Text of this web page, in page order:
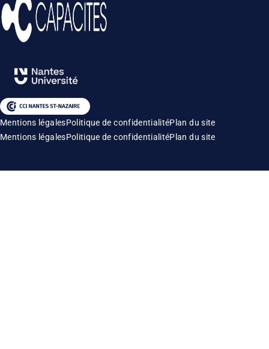
Mentions légalesPolitique de confidentialitéPlan du site
Mentions légalesPolitique de confidentialitéPlan du site